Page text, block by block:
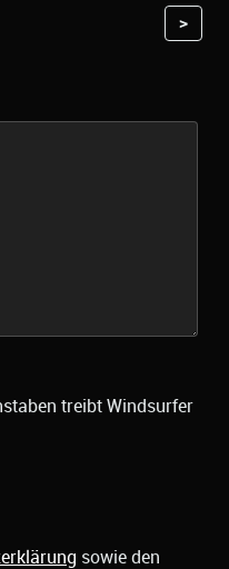
>
treibt Windsurfer
sowie den